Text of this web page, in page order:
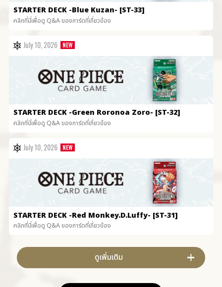
STARTER DECK -Blue Kuzan- [ST-33]
คลิกที่นี่เพื่อดู Q&A ของการ์ดที่เกี่ยวข้อง
July 10, 2026
STARTER DECK -Green Roronoa Zoro- [ST-32]
คลิกที่นี่เพื่อดู Q&A ของการ์ดที่เกี่ยวข้อง
July 10, 2026
STARTER DECK -Red Monkey.D.Luffy- [ST-31]
คลิกที่นี่เพื่อดู Q&A ของการ์ดที่เกี่ยวข้อง
ดูเพิ่มเติม